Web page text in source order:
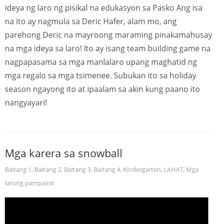
ideya ng laro ng pisikal na edukasyon sa Pasko Ang isa
na ito ay nagmula sa Deric Hafer, alam mo, ang
parehong Deric na mayroong maraming pinakamahusay
na mga ideya sa laro! Ito ay isang team building game na
nagpapasama sa mga manlalaro upang maghatid ng
mga regalo sa mga tsimenee. Subukan ito sa holiday
season ngayong ito at ipaalam sa akin kung paano ito
nangyayari!
Mga karera sa snowball
Baitang 1, Baitang 2, Baitang 3, Baitang 4, Kindergarten, LAHAT, Mga
larong pampainit